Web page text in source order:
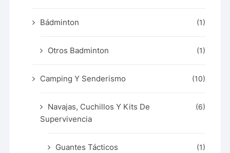
Bádminton (1)
Otros Badminton (1)
Camping Y Senderismo (10)
Navajas, Cuchillos Y Kits De
Supervivencia
(6)
Guantes Tácticos (1)